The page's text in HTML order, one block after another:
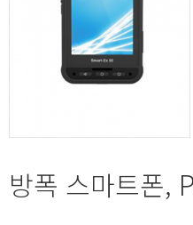
방폭 스마트폰,